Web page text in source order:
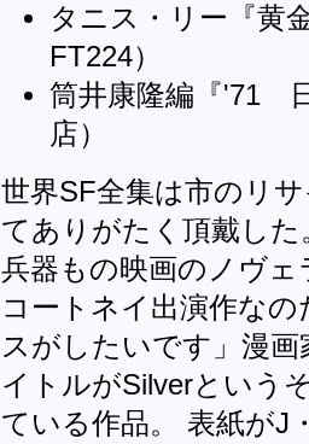
タニス・リー『黄
FT224）
筒井康隆編『'71
店）
世界SF全集は市のリ
てありがたく頂戴し
兵器もの映画のノヴ
コートネイ出演作な
スがしたいです」漫
イトルがSilverという
ている作品。 表紙がJ